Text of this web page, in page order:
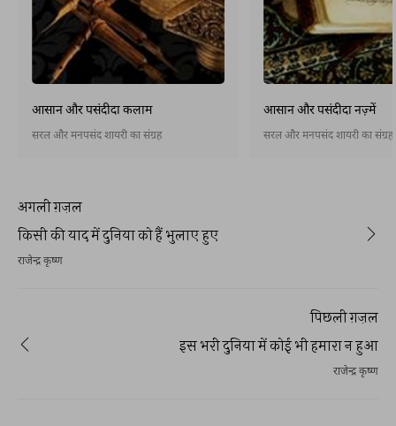
आसान और पसंदीदा कलाम
सरल और मनपसंद शायरी का संग्रह
आसान और पसंदीदा नज़्में
सरल और मनपसंद शायरी का संग्रह
अगली ग़ज़ल
किसी की याद में दुनिया को हैं भुलाए हुए
राजेन्द्र कृष्ण
पिछली ग़ज़ल
इस भरी दुनिया में कोई भी हमारा न हुआ
राजेन्द्र कृष्ण